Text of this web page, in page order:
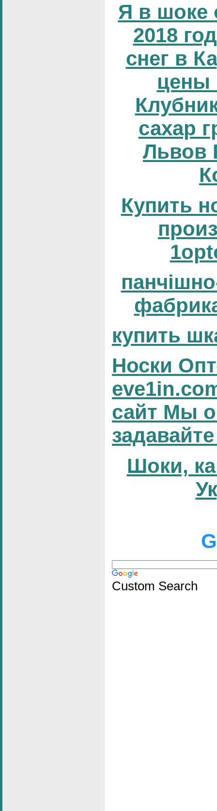
Я в шоке
2018
снег в
цены
сахар
Львов
Купить
купить
Носки
сайт Мы
Шоки,
G
Custom Search